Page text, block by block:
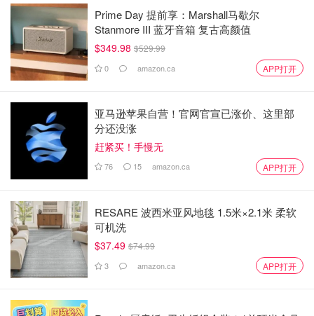
Prime Day 提前享：Marshall马歇尔
Stanmore III 蓝牙音箱 复古高颜值
$349.98 $529.99
0 amazon.ca APP打开
亚马逊苹果自营！官网官宣已涨价、这里部
分还没涨
赶紧买！手慢无
76 15 amazon.ca APP打开
RESARE 波西米亚风地毯 1.5米×2.1米 柔软
可机洗
$37.49 $74.99
3 amazon.ca APP打开